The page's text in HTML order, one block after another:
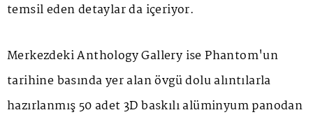
temsil eden detaylar da içeriyor.
MerkezdekiAnthology Galleryise Phantom'un
tarihine basında yer alan övgü dolu alıntılarla
hazırlanmış 50 adet 3D baskılı alüminyum panodan